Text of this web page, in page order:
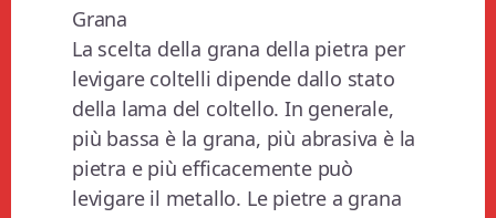
Grana
La scelta della grana della pietra per
levigare coltelli dipende dallo stato
della lama del coltello. In generale,
più bassa è la grana, più abrasiva è la
pietra e più efficacemente può
levigare il metallo. Le pietre a grana